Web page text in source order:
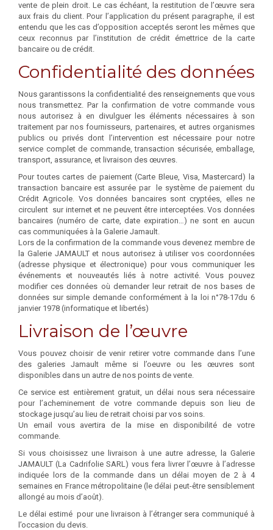
vente de plein droit. Le cas échéant, la restitution de l’œuvre sera
aux frais du client. Pour l’application du présent paragraphe, il est
entendu que les cas d’opposition acceptés seront les mêmes que
ceux reconnus par l’institution de crédit émettrice de la carte
bancaire ou de crédit.
Confidentialité des données
Nous garantissons la confidentialité des renseignements que vous
nous transmettez. Par la confirmation de votre commande vous
nous autorisez à en divulguer les éléments nécessaires à son
traitement par nos fournisseurs, partenaires, et autres organismes
publics ou privés dont l’intervention est nécessaire pour notre
service complet de commande, transaction sécurisée, emballage,
transport, assurance, et livraison des œuvres.
Pour toutes cartes de paiement (Carte Bleue, Visa, Mastercard) la
transaction bancaire est assurée par le système de paiement du
Crédit Agricole. Vos données bancaires sont cryptées, elles ne
circulent sur internet et ne peuvent être interceptées. Vos données
bancaires (numéro de carte, date expiration…) ne sont en aucun
cas communiquées à la Galerie Jamault.
Lors de la confirmation de la commande vous devenez membre de
la Galerie JAMAULT et nous autorisez à utiliser vos coordonnées
(adresse physique et électronique) pour vous communiquer les
événements et nouveautés liés à notre activité. Vous pouvez
modifier ces données où demander leur retrait de nos bases de
données sur simple demande conformément à la loi n°78-17du 6
janvier 1978 (informatique et libertés)
Livraison de l’œuvre
Vous pouvez choisir de venir retirer votre commande dans l’une
des galeries Jamault même si l’oeuvre ou les œuvres sont
disponibles dans un autre de nos points de vente.
Ce service est entièrement gratuit, un délai nous sera nécessaire
pour l’acheminement de votre commande depuis son lieu de
stockage jusqu’au lieu de retrait choisi par vos soins.
Un email vous avertira de la mise en disponibilité de votre
commande.
Si vous choisissez une livraison à une autre adresse, la Galerie
JAMAULT (La Cadrifolie SARL) vous fera livrer l’œuvre à l’adresse
indiquée lors de la commande dans un délai moyen de 2 à 4
semaines en France métropolitaine (le délai peut-être sensiblement
allongé au mois d’août).
Le délai estimé pour une livraison à l’étranger sera communiqué à
l’occasion du devis.